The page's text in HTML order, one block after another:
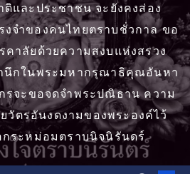
ติและประชาชน จะยังคงส่อง
งจำของคนไทยตราบชั่วกาล ขอ
คาลัยด้วยความสงบแห่งสรวง
นึกในพระมหากรุณาธิคุณอันหา
รจะขอจดจำพระปณิธาน ความ
วัตรอันงดงามของพระองค์ไว้
กระหม่อมตราบนิจนิรันดร์